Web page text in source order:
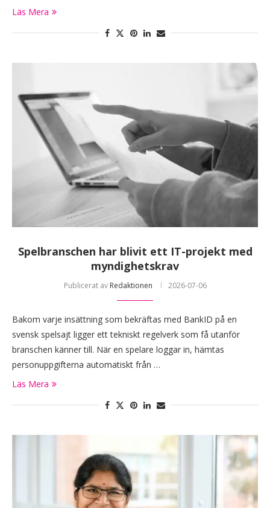
Läs Mera
Spelbranschen har blivit ett IT-projekt med
myndighetskrav
Publicerat av Redaktionen 2026-07-06
Bakom varje insättning som bekräftas med BankID på en
svensk spelsajt ligger ett tekniskt regelverk som få utanför
branschen känner till. När en spelare loggar in, hämtas
personuppgifterna automatiskt från …
Läs Mera